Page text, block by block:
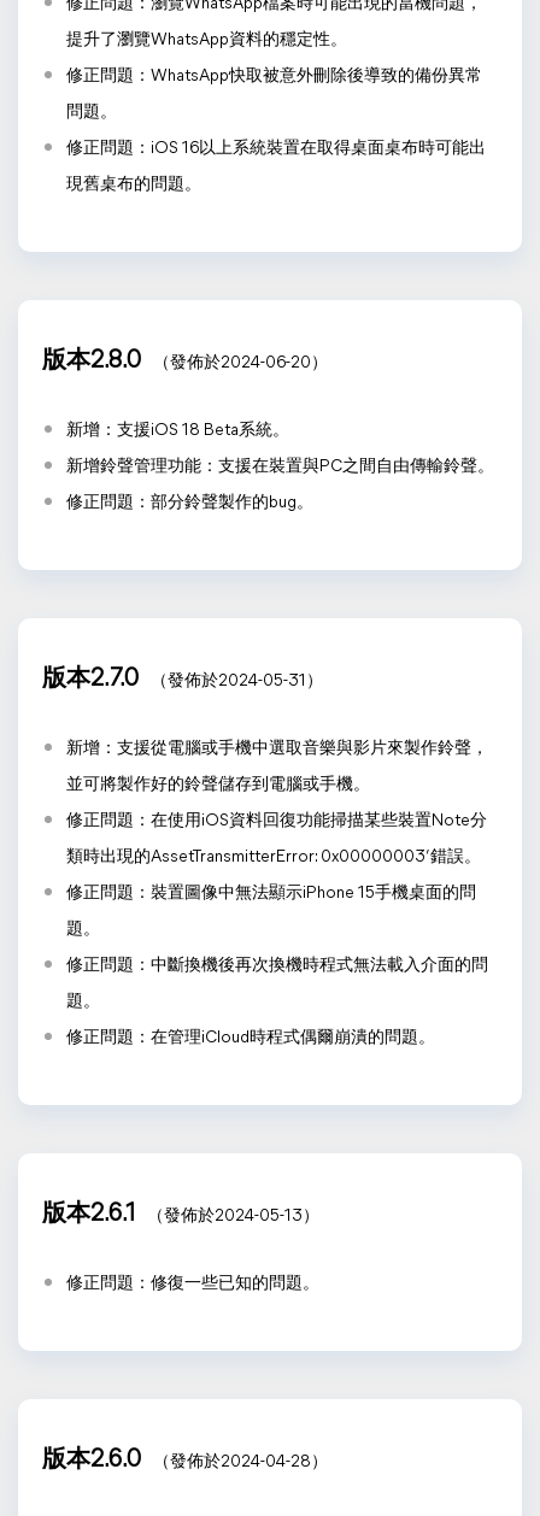
修正問題：瀏覽WhatsApp檔案時可能出現的當機問題，
提升了瀏覽WhatsApp資料的穩定性。
修正問題：WhatsApp快取被意外刪除後導致的備份異常
問題。
修正問題：iOS 16以上系統裝置在取得桌面桌布時可能出
現舊桌布的問題。
版本2.8.0 （發佈於2024-06-20）
新增：支援iOS 18 Beta系統。
新增鈴聲管理功能：支援在裝置與PC之間自由傳輸鈴聲。
修正問題：部分鈴聲製作的bug。
版本2.7.0 （發佈於2024-05-31）
新增：支援從電腦或手機中選取音樂與影片來製作鈴聲，
並可將製作好的鈴聲儲存到電腦或手機。
修正問題：在使用iOS資料回復功能掃描某些裝置Note分
類時出現的AssetTransmitterError: 0x00000003’錯誤。
修正問題：裝置圖像中無法顯示iPhone 15手機桌面的問
題。
修正問題：中斷換機後再次換機時程式無法載入介面的問
題。
修正問題：在管理iCloud時程式偶爾崩潰的問題。
版本2.6.1 （發佈於2024-05-13）
修正問題：修復一些已知的問題。
版本2.6.0 （發佈於2024-04-28）